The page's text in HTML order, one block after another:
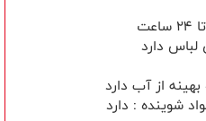
دارد
از آب دارد
شوینده : دارد